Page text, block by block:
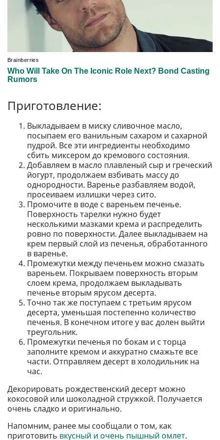
Приготовление:
Выкладываем в миску сливочное масло,
посыпаем его ванильным сахаром и сахарной
пудрой. Все эти ингредиенты необходимо
сбить миксером до кремового состояния.
Добавляем в масло плавленый сыр и греческий
йогурт, продолжаем взбивать массу до
однородности. Варенье разбавляем водой,
просеиваем излишки через сито.
Промочите в воде с вареньем печенье.
Поверхность тарелки нужно будет
несколькими мазками крема и распределить
ровно по поверхности. Далее выкладываем на
крем первый слой из печенья, обработанного
в варенье.
Промежутки между печеньем можно смазать
вареньем. Покрываем поверхность вторым
слоем крема, продолжаем выкладывать
печенье вторым ярусом десерта.
Точно так же поступаем с третьим ярусом
десерта, уменьшая постепенно количество
печенья. В конечном итоге у вас долен выйти
треугольник.
Промежутки печенья по бокам и с торца
заполните кремом и аккуратно смажьте все
части. Отправляем десерт в холодильник на
час.
Декорировать рождественский десерт можно
кокосовой или шоколадной стружкой. Получается
очень сладко и оригинально.
Напомним, ранее мы сообщали о том, как
приготовить вкусный и очень пышный омлет.